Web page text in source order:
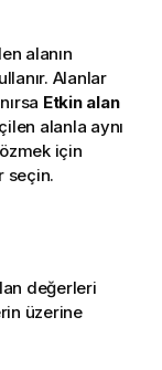
alanın
Alanlar
Etkin alan
alanla aynı
için
seçin.
değerleri
üzerine